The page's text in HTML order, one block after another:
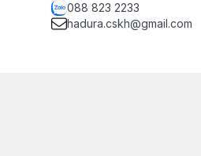
088 823 2233
hadura.cskh@gmail.com